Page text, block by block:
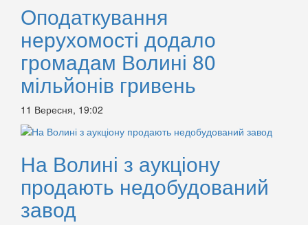
Оподаткування
нерухомості додало
громадам Волині 80
мільйонів гривень
11 Вересня, 19:02
На Волині з аукціону
продають недобудований
завод